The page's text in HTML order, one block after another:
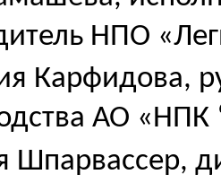
НПО
Карфидова,
АО «НПК
Шпарвассер,